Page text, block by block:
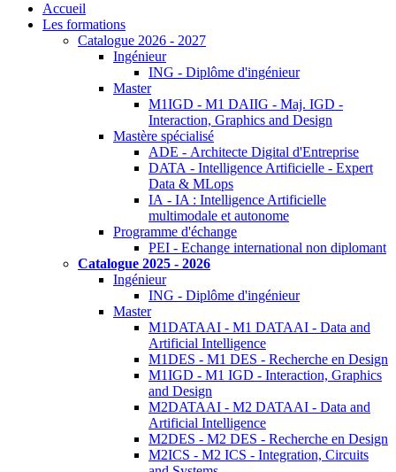
Accueil
Les formations
Catalogue 2026 - 2027
Ingénieur
ING - Diplôme d'ingénieur
Master
M1IGD - M1 DAIIG - Maj. IGD -
Interaction, Graphics and Design
Mastère spécialisé
ADE - Architecte Digital d'Entreprise
DATA - Intelligence Artificielle - Expert
Data & MLops
IA - IA : Intelligence Artificielle
multimodale et autonome
Programme d'échange
PEI - Echange international non diplomant
Catalogue 2025 - 2026
Ingénieur
ING - Diplôme d'ingénieur
Master
M1DATAAI - M1 DATAAI - Data and
Artificial Intelligence
M1DES - M1 DES - Recherche en Design
M1IGD - M1 IGD - Interaction, Graphics
and Design
M2DATAAI - M2 DATAAI - Data and
Artificial Intelligence
M2DES - M2 DES - Recherche en Design
M2ICS - M2 ICS - Integration, Circuits